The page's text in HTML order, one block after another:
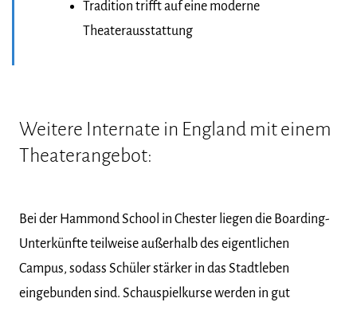
Tradition trifft auf eine moderne
Theaterausstattung
Weitere Internate in England mit einem
Theaterangebot:
Bei der Hammond School in Chester liegen die Boarding-
Unterkünfte teilweise außerhalb des eigentlichen
Campus, sodass Schüler stärker in das Stadtleben
eingebunden sind. Schauspielkurse werden in gut